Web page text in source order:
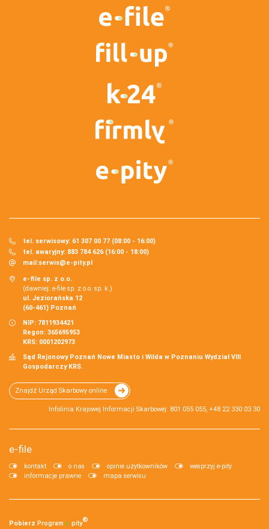
tel. serwisowy: 61 307 00 77 (08:00 - 16:00)
tel. awaryjny: 883 784 626 (16:00 - 18:00)
mail:serwis@e-pity.pl
e-file sp. z o.o.
(dawniej: e-file sp. z o.o. sp. k.)
ul. Jeziorańska 12
(60-461) Poznań
NIP: 7811934421
Regon: 365695953
KRS: 0001202973
Sąd Rejonowy Poznań Nowe Miasto i Wilda w Poznaniu Wydział VIII
Gospodarczy KRS.
Znajdź Urząd Skarbowy online
Infolinia Krajowej Informacji Skarbowej: 801 055 055, +48 22 330 03 30
e-file
kontakt o nas opinie użytkowników
wesprzyj e-pity
informacje prawne
mapa serwisu
Pobierz Program e‑pity®